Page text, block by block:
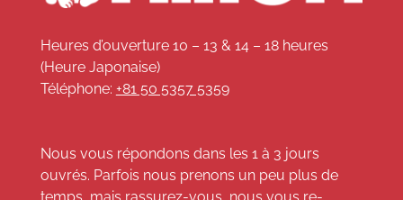
Heures d’ouverture 10 – 13 & 14 – 18 heures
(Heure Japonaise)
Téléphone: +81 50 5357 5359
Nous vous répondons dans les 1 à 3 jours
ouvrés. Parfois nous prenons un peu plus de